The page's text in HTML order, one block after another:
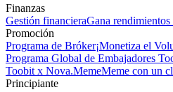
Finanzas
Gestión financieraGana rendimientos
Promoción
Programa de Bróker¡Monetiza el
Programa Global de Embajadores
Toobit x Nova.MemeMeme con un
Principiante